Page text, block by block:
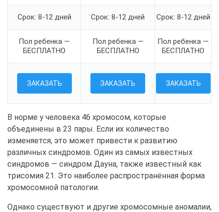
Срок: 8-12 дней Срок: 8-12 дней Срок: 8-12 дней
Пол ребенка —
БЕСПЛАТНО
Пол ребенка —
БЕСПЛАТНО
Пол ребенка —
БЕСПЛАТНО
ЗАКАЗАТЬ ЗАКАЗАТЬ ЗАКАЗАТЬ
В норме у человека 46 хромосом, которые
объединены в 23 пары. Если их количество
изменяется, это может привести к развитию
различных синдромов. Один из самых известных
синдромов — синдром Дауна, также известный как
трисомия 21. Это наиболее распространённая форма
хромосомной патологии.
Однако существуют и другие хромосомные аномалии,